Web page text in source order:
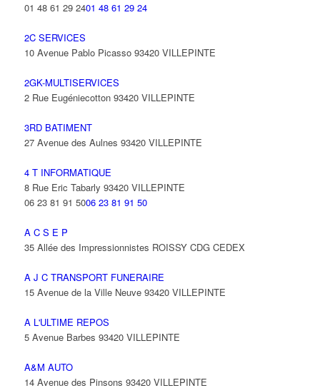
01 48 61 29 2401 48 61 29 24
2C SERVICES
10 Avenue Pablo Picasso 93420 VILLEPINTE
2GK-MULTISERVICES
2 Rue Eugéniecotton 93420 VILLEPINTE
3RD BATIMENT
27 Avenue des Aulnes 93420 VILLEPINTE
4 T INFORMATIQUE
8 Rue Eric Tabarly 93420 VILLEPINTE
06 23 81 91 5006 23 81 91 50
A C S E P
35 Allée des Impressionnistes ROISSY CDG CEDEX
A J C TRANSPORT FUNERAIRE
15 Avenue de la Ville Neuve 93420 VILLEPINTE
A L'ULTIME REPOS
5 Avenue Barbes 93420 VILLEPINTE
A&M AUTO
14 Avenue des Pinsons 93420 VILLEPINTE